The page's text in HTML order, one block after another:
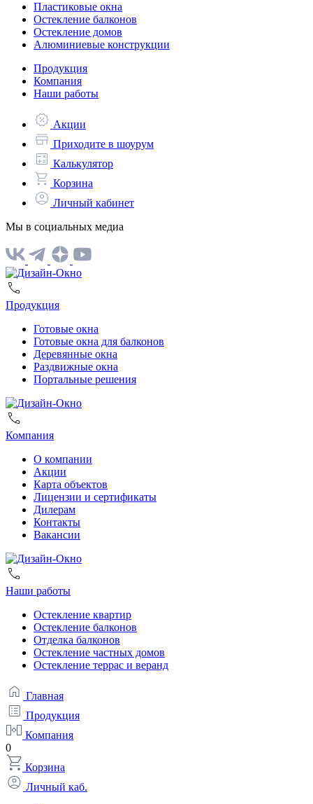
Пластиковые окна
Остекление балконов
Остекление домов
Алюминиевые конструкции
Продукция
Компания
Наши работы
Акции
Приходите в шоурум
Калькулятор
Корзина
Личный кабинет
Мы в социальных медиа
Продукция
Готовые окна
Готовые окна для балконов
Деревянные окна
Раздвижные окна
Портальные решения
Компания
О компании
Акции
Карта объектов
Лицензии и сертификаты
Дилерам
Контакты
Вакансии
Наши работы
Остекление квартир
Остекление балконов
Отделка балконов
Остекление частных домов
Остекление террас и веранд
Главная
Продукция
Компания
0
Корзина
Личный каб.